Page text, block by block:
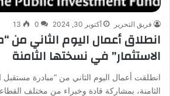
فريق التحرير أكتوبر 30, 2024 0
13
انطلاق أعمال اليوم الثاني من
الاستثمار” في نسختها الثامنة
انطلقت أعمال اليوم الثاني من “مبادرة مستقبل
الثامنة، بمشاركة قادة وخبراء من مختلف